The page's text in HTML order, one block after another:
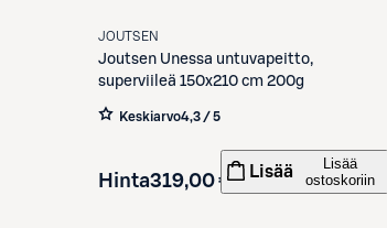
JOUTSEN
Joutsen Unessa untuvapeitto,
superviileä 150x210 cm 200g
Keskiarvo4,3 / 5
Hinta319,00 € Lisää
Lisää
ostoskoriin